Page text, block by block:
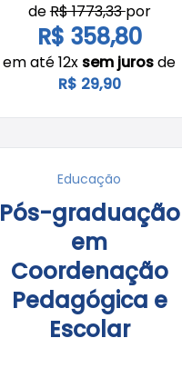
deR$ 1773,33por
R$ 358,80
em até 12x sem jurosde
R$ 29,90
Educação
Pós-graduação
em
Coordenação
Pedagógica e
Escolar